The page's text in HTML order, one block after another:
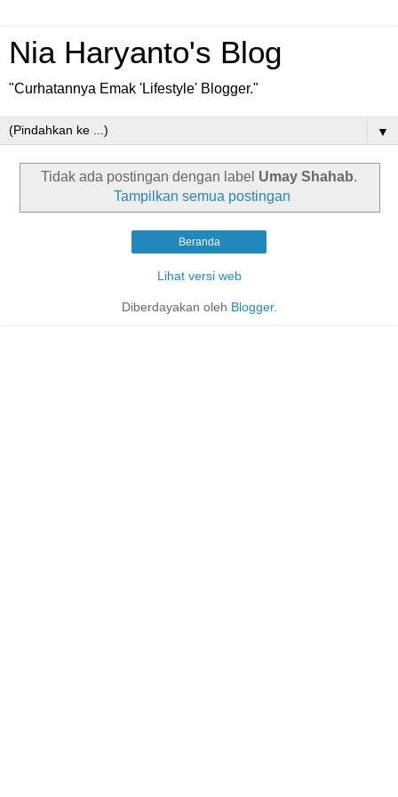
Nia Haryanto's Blog
"Curhatannya Emak 'Lifestyle' Blogger."
▼
Tidak ada postingan dengan label Umay Shahab.
Tampilkan semua postingan
Beranda
Lihat versi web
Diberdayakan oleh Blogger.